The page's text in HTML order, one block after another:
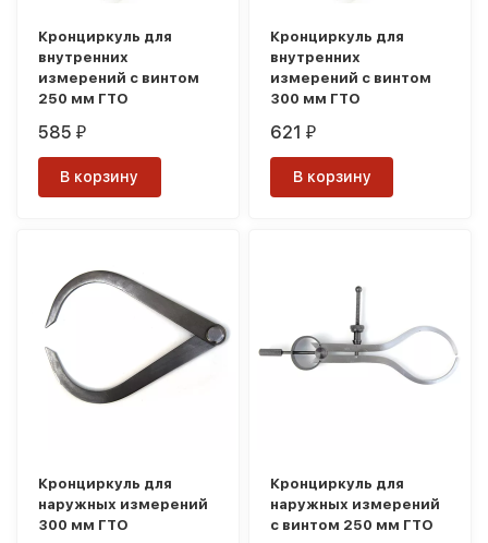
Кронциркуль для
внутренних
измерений с винтом
250 мм ГТО
585₽
В корзину
Кронциркуль для
внутренних
измерений с винтом
300 мм ГТО
621₽
В корзину
Кронциркуль для
наружных измерений
300 мм ГТО
Кронциркуль для
наружных измерений
с винтом 250 мм ГТО